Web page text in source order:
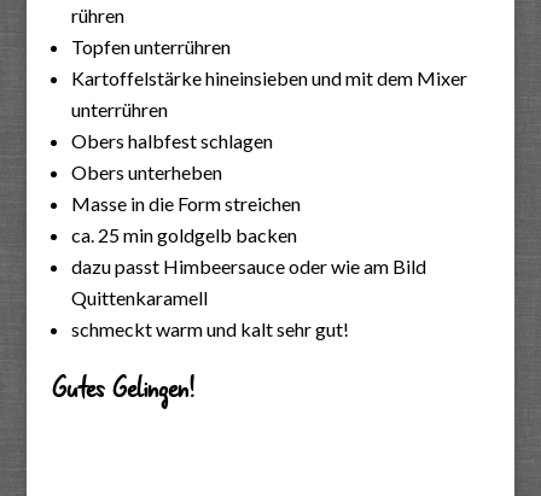
rühren
Topfen unterrühren
Kartoffelstärke hineinsieben und mit dem Mixer
unterrühren
Obers halbfest schlagen
Obers unterheben
Masse in die Form streichen
ca. 25 min goldgelb backen
dazu passt Himbeersauce oder wie am Bild
Quittenkaramell
schmeckt warm und kalt sehr gut!
Gutes Gelingen!